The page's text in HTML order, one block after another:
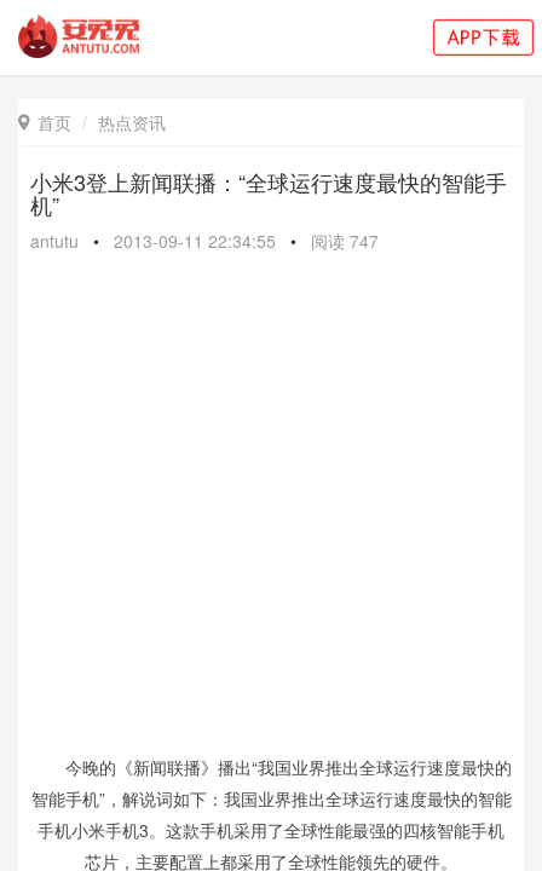
 首页 热点资讯
小米3登上新闻联播：“全球运行速度最快的智能手
机”
antutu • 2013-09-11 22:34:55 • 阅读 747
今晚的《新闻联播》播出“我国业界推出全球运行速度最快的
智能手机”，解说词如下：我国业界推出全球运行速度最快的智能
手机小米手机3。这款手机采用了全球性能最强的四核智能手机
芯片，主要配置上都采用了全球性能领先的硬件。